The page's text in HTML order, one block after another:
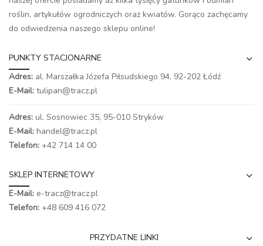
roślin, artykułów ogrodniczych oraz kwiatów. Gorąco zachęcamy
do odwiedzenia naszego sklepu online!
PUNKTY STACJONARNE
Adres: al. Marszałka Józefa Piłsudskiego 94, 92-202 Łódź
E-Mail: tulipan@tracz.pl
Adres: ul. Sosnowiec 35, 95-010 Stryków
E-Mail: handel@tracz.pl
Telefon: +42 714 14 00
SKLEP INTERNETOWY
E-Mail: e-tracz@tracz.pl
Telefon: +48 609 416 072
PRZYDATNE LINKI